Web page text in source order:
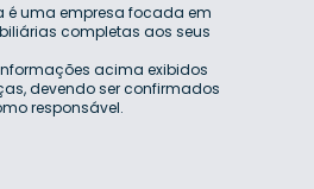
é uma empresa focada em
completas aos seus
acima exibidos
devendo ser confirmados
responsável.